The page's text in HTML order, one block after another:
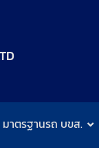
มาตรฐานรถ บขส.